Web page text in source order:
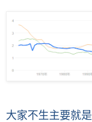
大家不生主要就是